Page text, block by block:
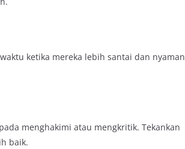
ketika mereka lebih santai dan nyaman
menghakimi atau mengkritik. Tekankan
baik.